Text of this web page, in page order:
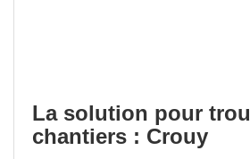
La solution pour
chantiers : Crouy